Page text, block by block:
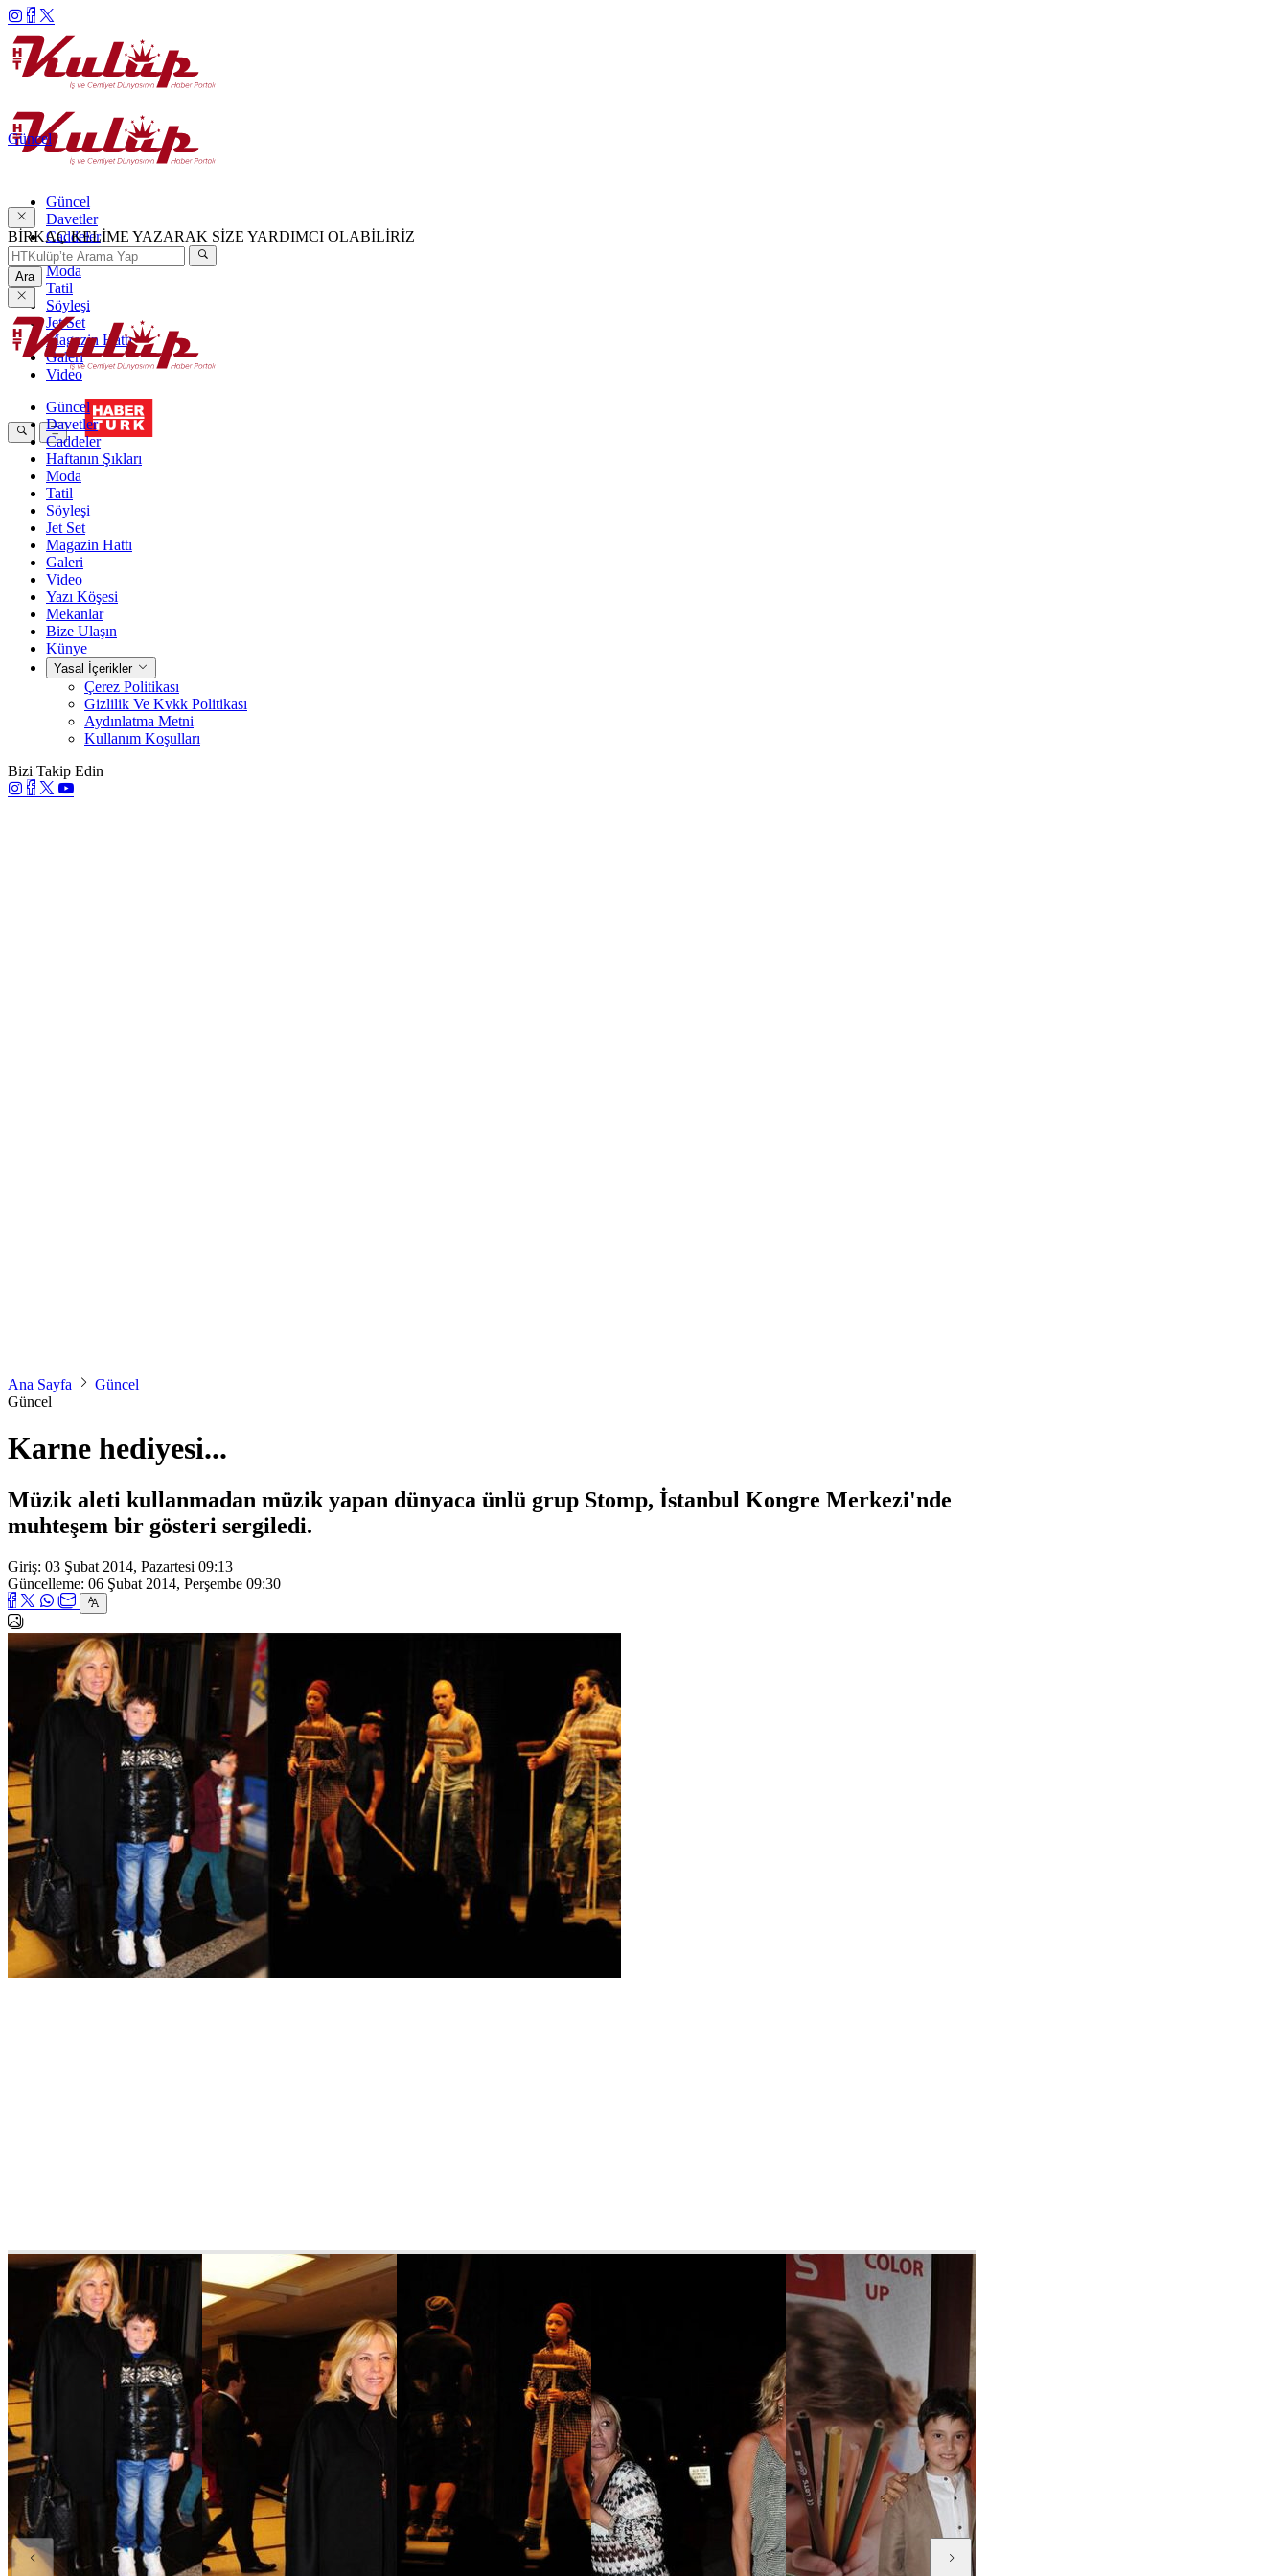
Güncel
Davetler
Caddeler
Haftanın Şıkları
Moda
Tatil
Söyleşi
Jet Set
Magazin Hattı
Galeri
Video
Güncel
BİRKAÇ KELİME YAZARAK SİZE YARDIMCI OLABİLİRİZ
Ara
Güncel
Davetler
Caddeler
Haftanın Şıkları
Moda
Tatil
Söyleşi
Jet Set
Magazin Hattı
Galeri
Video
Yazı Köşesi
Mekanlar
Bize Ulaşın
Künye
Yasal İçerikler
Çerez Politikası
Gizlilik Ve Kvkk Politikası
Aydınlatma Metni
Kullanım Koşulları
Bizi Takip Edin
Ana Sayfa
Güncel
Güncel
Karne hediyesi...
Müzik aleti kullanmadan müzik yapan dünyaca ünlü grup Stomp, İstanbul Kongre Merkezi'nde
muhteşem bir gösteri sergiledi.
Giriş: 03 Şubat 2014, Pazartesi 09:13
Güncelleme: 06 Şubat 2014, Perşembe 09:30